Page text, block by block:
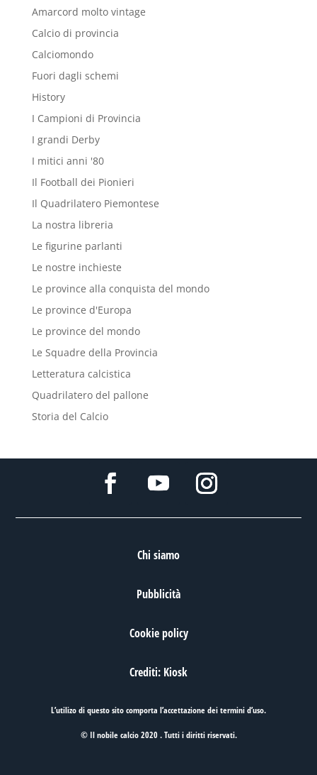
Amarcord molto vintage
Calcio di provincia
Calciomondo
Fuori dagli schemi
History
I Campioni di Provincia
I grandi Derby
I mitici anni '80
Il Football dei Pionieri
Il Quadrilatero Piemontese
La nostra libreria
Le figurine parlanti
Le nostre inchieste
Le province alla conquista del mondo
Le province d'Europa
Le province del mondo
Le Squadre della Provincia
Letteratura calcistica
Quadrilatero del pallone
Storia del Calcio
Chi siamo
Pubblicità
Cookie policy
Crediti: Kiosk
L’utilizo di questo sito comporta l’accettazione deitermini d’uso.
© Il nobile calcio 2020 . Tutti i diritti riservati.